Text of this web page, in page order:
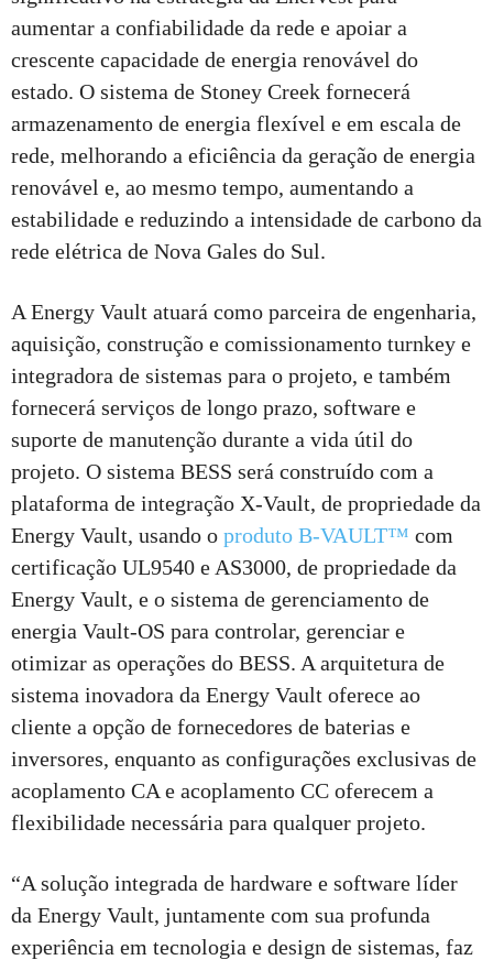
aumentar a confiabilidade da rede e apoiar a
crescente capacidade de energia renovável do
estado. O sistema de Stoney Creek fornecerá
armazenamento de energia flexível e em escala de
rede, melhorando a eficiência da geração de energia
renovável e, ao mesmo tempo, aumentando a
estabilidade e reduzindo a intensidade de carbono da
rede elétrica de Nova Gales do Sul.
A Energy Vault atuará como parceira de engenharia,
aquisição, construção e comissionamento turnkey e
integradora de sistemas para o projeto, e também
fornecerá serviços de longo prazo, software e
suporte de manutenção durante a vida útil do
projeto. O sistema BESS será construído com a
plataforma de integração X-Vault, de propriedade da
Energy Vault, usando o produto B-VAULT™ com
certificação UL9540 e AS3000, de propriedade da
Energy Vault, e o sistema de gerenciamento de
energia Vault-OS para controlar, gerenciar e
otimizar as operações do BESS. A arquitetura de
sistema inovadora da Energy Vault oferece ao
cliente a opção de fornecedores de baterias e
inversores, enquanto as configurações exclusivas de
acoplamento CA e acoplamento CC oferecem a
flexibilidade necessária para qualquer projeto.
“A solução integrada de hardware e software líder
da Energy Vault, juntamente com sua profunda
experiência em tecnologia e design de sistemas, faz